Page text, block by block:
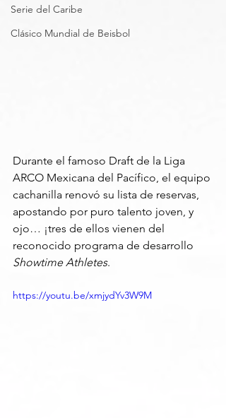
Serie del Caribe
Clásico Mundial de Beisbol
Durante el famoso Draft de la Liga
ARCO Mexicana del Pacífico, el equipo
cachanilla renovó su lista de reservas,
apostando por puro talento joven, y
ojo… ¡tres de ellos vienen del
reconocido programa de desarrollo
Showtime Athletes.
https://youtu.be/xmjydYv3W9M